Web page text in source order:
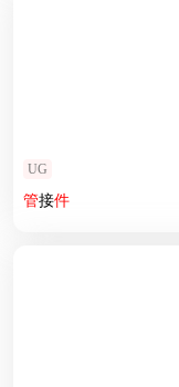
UG
管接件